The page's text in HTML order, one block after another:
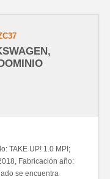
TAKE UP! 1.0 MPI;
Fabricación año:
se encuentra